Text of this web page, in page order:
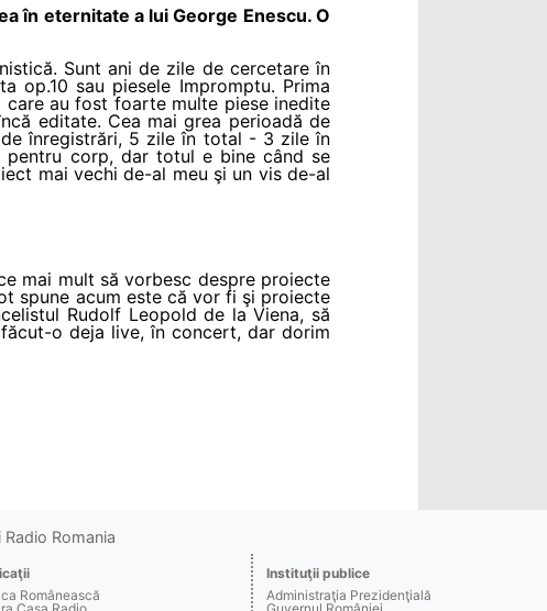
în eternitate a lui George Enescu. O
Sunt ani de zile de cercetare în
op.10 sau piesele Impromptu. Prima
au fost foarte multe piese inedite
editate. Cea mai grea perioadă de
înregistrări, 5 zile în total - 3 zile în
corp, dar totul e bine când se
mai vechi de-al meu şi un vis de-al
mai mult să vorbesc despre proiecte
spune acum este că vor fi şi proiecte
Rudolf Leopold de la Viena, să
o deja live, în concert, dar dorim
Romania
Românească
Instituţii publice
Administraţia Prezidenţială